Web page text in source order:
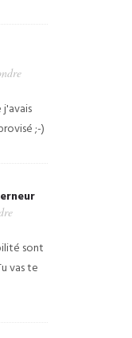
;-)
sont
vas te